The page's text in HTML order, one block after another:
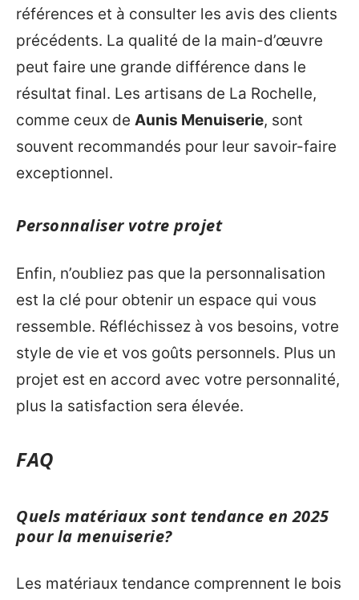
références et à consulter les avis des clients
précédents. La qualité de la main-d’œuvre
peut faire une grande différence dans le
résultat final. Les artisans de La Rochelle,
comme ceux de Aunis Menuiserie, sont
souvent recommandés pour leur savoir-faire
exceptionnel.
Personnaliser votre projet
Enfin, n’oubliez pas que la personnalisation
est la clé pour obtenir un espace qui vous
ressemble. Réfléchissez à vos besoins, votre
style de vie et vos goûts personnels. Plus un
projet est en accord avec votre personnalité,
plus la satisfaction sera élevée.
FAQ
Quels matériaux sont tendance en 2025
pour la menuiserie?
Les matériaux tendance comprennent le bois